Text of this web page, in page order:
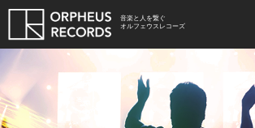
音楽と人を繋ぐ
オルフェウスレコーズ